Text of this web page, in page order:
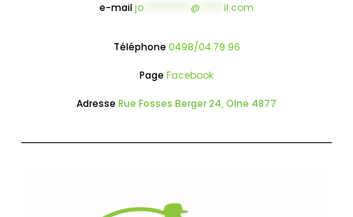
e-mailjo @ il.com
Téléphone 0498/04.79.96
Page Facebook
Adresse Rue Fosses Berger 24, Olne 4877